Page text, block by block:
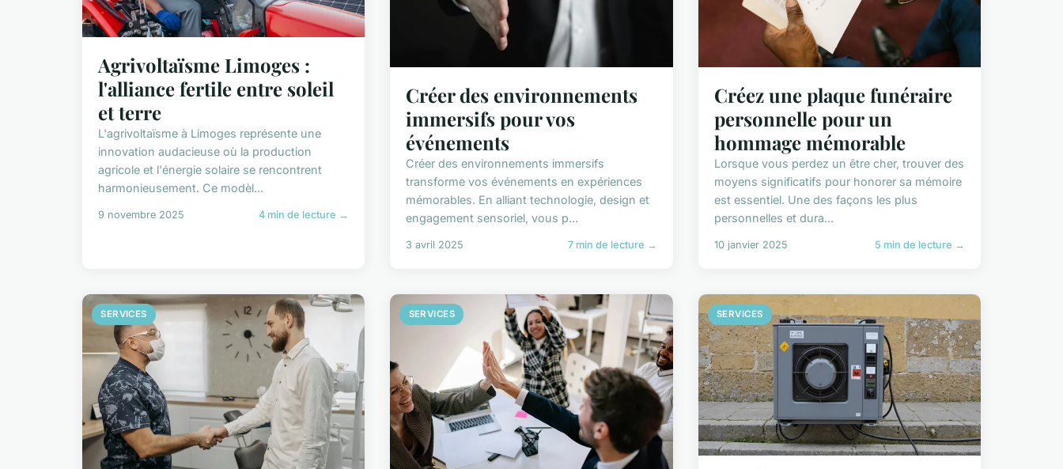
Agrivoltaïsme Limoges :
l'alliance fertile entre soleil
et terre
L'agrivoltaïsme à Limoges représente une
innovation audacieuse où la production
agricole et l'énergie solaire se rencontrent
harmonieusement. Ce modèl...
9 novembre 2025 4 min de lecture →
Créer des environnements
immersifs pour vos
événements
Créer des environnements immersifs
transforme vos événements en expériences
mémorables. En alliant technologie, design et
engagement sensoriel, vous p...
3 avril 2025 7 min de lecture →
Créez une plaque funéraire
personnelle pour un
hommage mémorable
Lorsque vous perdez un être cher, trouver des
moyens significatifs pour honorer sa mémoire
est essentiel. Une des façons les plus
personnelles et dura...
10 janvier 2025 5 min de lecture →
SERVICES SERVICES SERVICES